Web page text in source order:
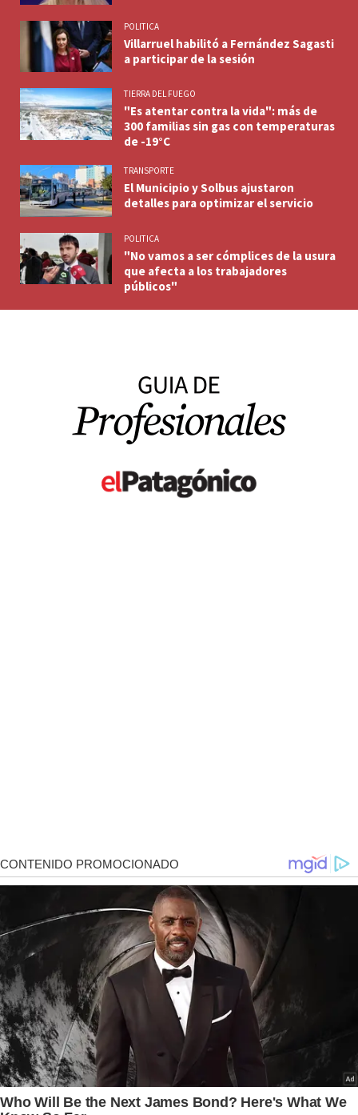
POLITICA
Villarruel habilitó a Fernández Sagasti
a participar de la sesión
TIERRA DEL FUEGO
"Es atentar contra la vida": más de
300 familias sin gas con temperaturas
de -19°C
TRANSPORTE
El Municipio y Solbus ajustaron
detalles para optimizar el servicio
POLITICA
"No vamos a ser cómplices de la usura
que afecta a los trabajadores
públicos"